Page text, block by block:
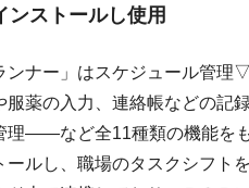
ンストールし使用
ナー」はスケジュール管理
服薬の入力、連絡帳などの記
理――など全11種類の機能を
ルし、職場のタスクシフト